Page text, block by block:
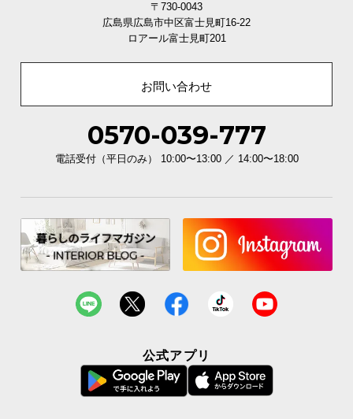
〒730-0043
広島県広島市中区富士見町16-22
ロアール富士見町201
お問い合わせ
0570-039-777
電話受付（平日のみ） 10:00〜13:00 ／ 14:00〜18:00
公式アプリ